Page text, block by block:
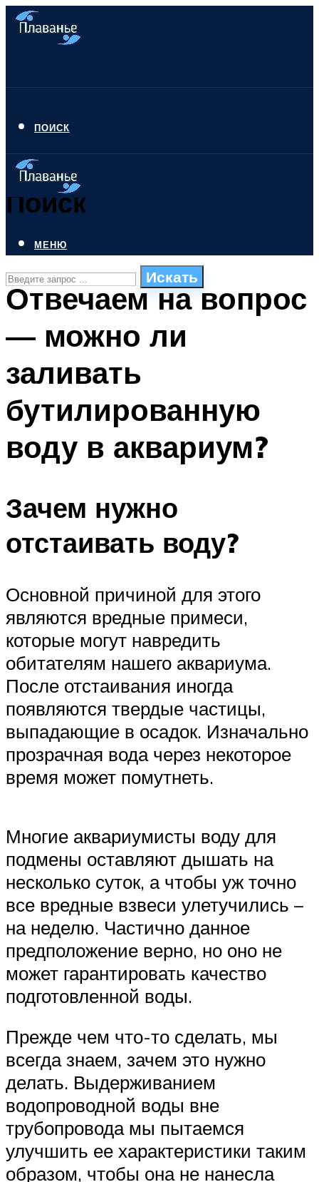
ПОИСК
Поиск
Искать
ПЛАВАНЬЕ ДЛЯ ДЕТЕЙ
БАССЕЙН ДЛЯ ДОМА
МЕНЮ
МЕНЮ
Отвечаем на вопрос
— можно ли
заливать
бутилированную
воду в аквариум?
Зачем нужно
отстаивать воду?
Основной причиной для этого
являются вредные примеси,
которые могут навредить
обитателям нашего аквариума.
После отстаивания иногда
появляются твердые частицы,
выпадающие в осадок. Изначально
прозрачная вода через некоторое
время может помутнеть.
Многие аквариумисты воду для
подмены оставляют дышать на
несколько суток, а чтобы уж точно
все вредные взвеси улетучились –
на неделю. Частично данное
предположение верно, но оно не
может гарантировать качество
подготовленной воды.
Прежде чем что-то сделать, мы
всегда знаем, зачем это нужно
делать. Выдерживанием
водопроводной воды вне
трубопровода мы пытаемся
улучшить ее характеристики таким
образом, чтобы она не нанесла